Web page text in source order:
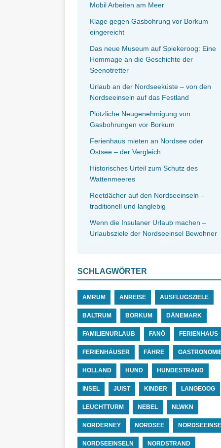
Mobil Arbeiten am Meer
Klage gegen Gasbohrung vor Borkum
eingereicht
Das neue Museum auf Spiekeroog: Eine
Hommage an die Geschichte der
Seenotretter
Urlaub an der Nordseeküste – von den
Nordseeinseln auf das Festland
Plötzliche Neugenehmigung von
Gasbohrungen vor Borkum
Ferienhaus mieten an Nordsee oder
Ostsee – der Vergleich
Historisches Urteil zum Schutz des
Wattenmeeres
Reetdächer auf den Nordseeinseln –
traditionell und langlebig
Wenn die Insulaner Urlaub machen –
Urlaubsziele der Nordseeinsel Bewohner
SCHLAGWÖRTER
AMRUM ANREISE AUSFLUGSZIELE
BALTRUM BORKUM DÄNEMARK
FAMILIENURLAUB FANÖ FERIENHAUS
FERIENHÄUSER FÄHRE
HOLLAND HUND HUNDESTRAND
INSEL JUIST KINDER LANGEOOG
LEUCHTTURM NEBEL NLWKN
NORDERNEY NORDSEE
NORDSEEINSELN NORDSTRAND